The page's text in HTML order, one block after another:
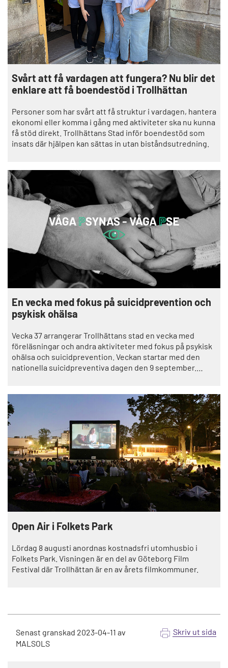
Svårt att få vardagen att fungera? Nu blir det
enklare att få boendestöd i Trollhättan
Personer som har svårt att få struktur i vardagen, hantera
ekonomi eller komma i gång med aktiviteter ska nu kunna
få stöd direkt. Trollhättans Stad inför boendestöd som
insats där hjälpen kan sättas in utan biståndsutredning.
En vecka med fokus på suicidprevention och
psykisk ohälsa
Vecka 37 arrangerar Trollhättans stad en vecka med
föreläsningar och andra aktiviteter med fokus på psykisk
ohälsa och suicidprevention. Veckan startar med den
nationella suicidpreventiva dagen den 9 september.
Open Air i Folkets Park
Lördag 8 augusti anordnas kostnadsfri utomhusbio i
Folkets Park. Visningen är en del av Göteborg Film
Festival där Trollhättan är en av årets filmkommuner.
Senast granskad 2023-04-11 av
MALSOLS
Skriv ut sida